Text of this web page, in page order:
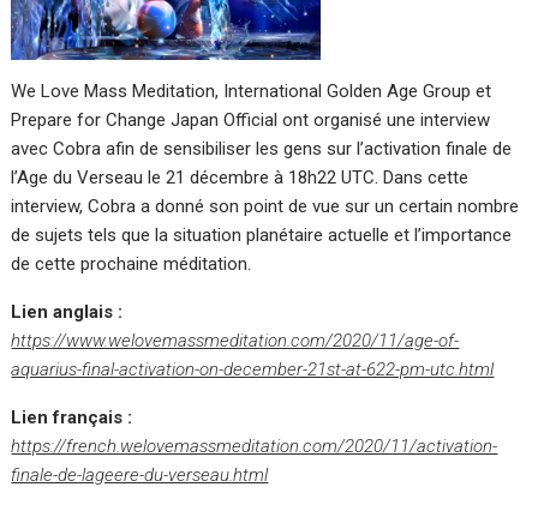
We Love Mass Meditation, International Golden Age Group et
Prepare for Change Japan Official ont organisé une interview
avec Cobra afin de sensibiliser les gens sur l’activation finale de
l’Age du Verseau le 21 décembre à 18h22 UTC. Dans cette
interview, Cobra a donné son point de vue sur un certain nombre
de sujets tels que la situation planétaire actuelle et l’importance
de cette prochaine méditation.
Lien anglais :
https://www.welovemassmeditation.com/2020/11/age-of-
aquarius-final-activation-on-december-21st-at-622-pm-utc.html
Lien français :
https://french.welovemassmeditation.com/2020/11/activation-
finale-de-lageere-du-verseau.html